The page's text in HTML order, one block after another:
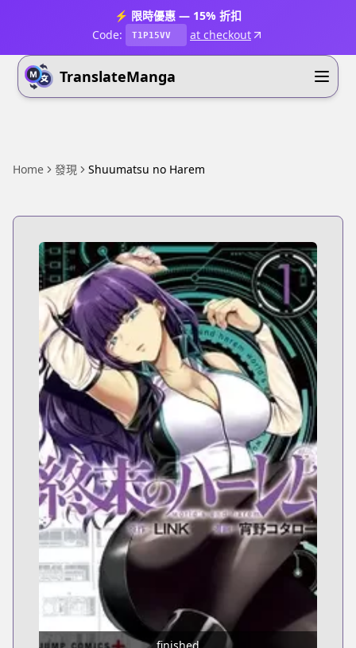
⚡ 限時優惠 — 15% 折扣
Code:
T1P15VV at checkout
TranslateManga
Home 發現 Shuumatsu no Harem